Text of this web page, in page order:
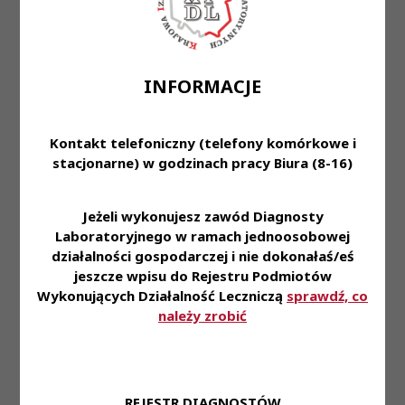
INFORMACJE
Kontakt telefoniczny (telefony komórkowe i
stacjonarne) w godzinach pracy Biura (8-16)
Jeżeli wykonujesz zawód Diagnosty
Laboratoryjnego w ramach jednoosobowej
działalności gospodarczej i nie dokonałaś/eś
jeszcze wpisu do Rejestru Podmiotów
Wykonujących Działalność Leczniczą sprawdź, co
należy zrobić
Laboratoryjnych z dnia
KRDL -
Kadencja
V
Kadencja V -
Diagnostów
Laboratoryjnych z dnia
w sprawie zmiany w
składzie osobowym
Zespołu do Spraw
Potwierdzania i Uznawania
Kwalifikacji Zawodowych
Diagnosty
Kadencja
V
Kadencja V -
Posiedzenie
XIV
-